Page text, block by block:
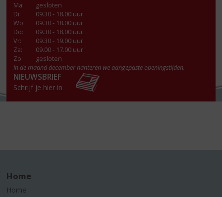
Ma:
gesloten
Di:
09.30 - 18.00 uur
Wo:
09.30 - 18.00 uur
Do:
09.30 - 18.00 uur
Vr:
09.30 - 19.00 uur
Za:
09.00 - 17.00 uur
Zo:
gesloten
In de maand december hanteren we aangepaste openingstijden.
NIEUWSBRIEF
Schrijf je hier in
Home
Home